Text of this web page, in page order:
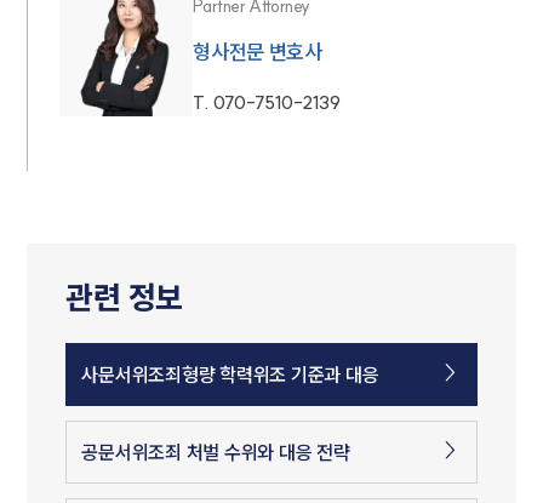
Partner Attorney
형사전문 변호사
T. 070-7510-2139
관련 정보
사문서위조죄형량 학력위조 기준과 대응
공문서위조죄 처벌 수위와 대응 전략